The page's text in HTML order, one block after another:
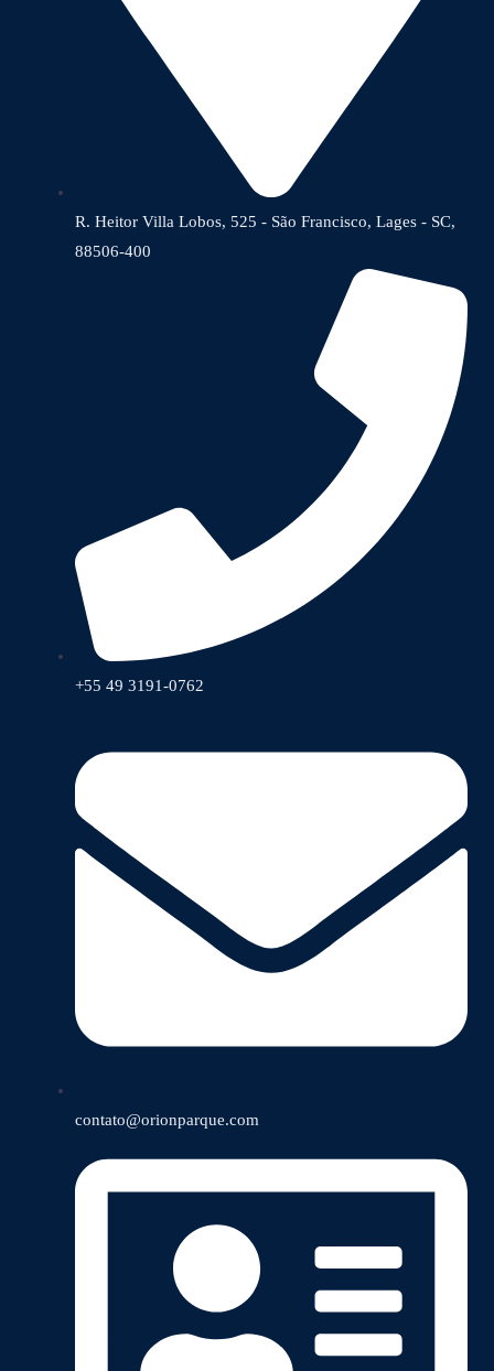
R. Heitor Villa Lobos, 525 - São Francisco, Lages - SC,
88506-400
+55 49 3191-0762
contato@orionparque.com